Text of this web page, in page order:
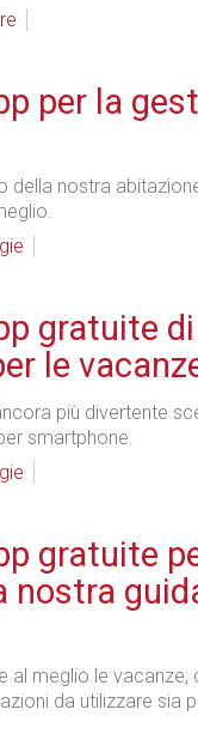
per la
della nostra
gratuite di
le
più divertente
smartphone.
gratuite
nostra
al meglio le vacanze,
da utilizzare sia